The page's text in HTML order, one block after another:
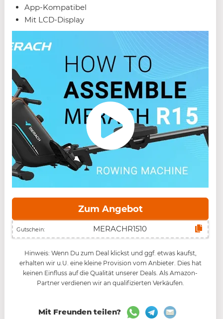
App-Kompatibel
Mit LCD-Display
Zum Angebot
Gutschein:
Hinweis: Wenn Du zum Deal klickst und ggf. etwas kaufst,
erhalten wir u.U. eine kleine Provision vom Anbieter. Dies hat
keinen Einfluss auf die Qualität unserer Deals. Als Amazon-
Partner verdienen wir an qualifizierten Verkäufen.
Mit Freunden teilen?